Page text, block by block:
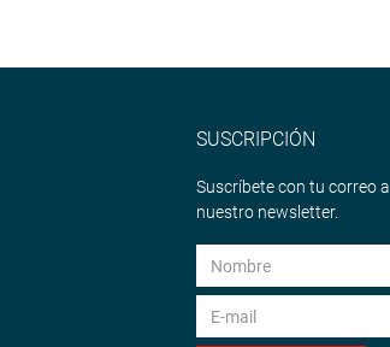
SUSCRIPCIÓN
Suscríbete con tu correo a
nuestro newsletter.